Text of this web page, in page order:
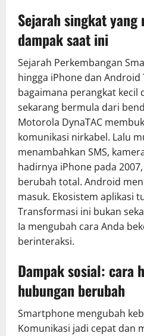
Sejarah singkat yang
dampak saat ini
Sejarah Perkembangan
hingga iPhone dan
bagaimana perangkat kecil
sekarang bermula dari
Motorola DynaTAC
komunikasi nirkabel. Lalu
menambahkan SMS,
hadirnya iPhone pada
berubah total. Android
masuk. Ekosistem aplikasi
Transformasi ini bukan
Ia mengubah cara Anda
berinteraksi.
Dampak sosial: cara
hubungan berubah
Smartphone mengubah
Komunikasi jadi cepat dan